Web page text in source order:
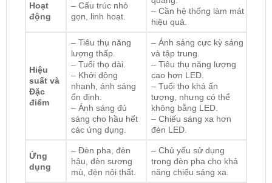
điểm
– Tiêu thụ năng
lượng thấp.
– Khởi động
nhanh, ánh sáng
ổn định.
– Ánh sáng đủ
sáng cho hầu hết
các ứng dụng.
– Ánh sáng cực kỳ sáng
và tập trung.
cao hơn LED.
– Tuổi thọ khá ấn
tượng, nhưng có thể
không bằng LED.
– Chiếu sáng xa hơn
đèn LED.
– Đèn pha, đèn
hậu, đèn sương
– Chủ yếu sử dụng
trong đèn pha cho khả
Chi phí
và Sự
– Chi phí hợp lý,
– Thường được tìm thấy
trong xe cao cấp, chi